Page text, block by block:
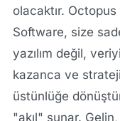
olacaktır. Octopus
Software, size
yazılım değil, veriyi
kazanca ve
üstünlüğe
"akıl" sunar. Gelin,